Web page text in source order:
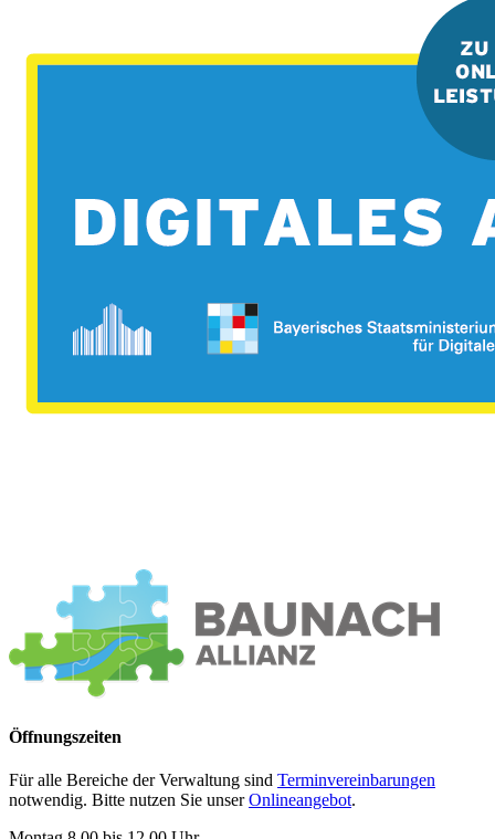
Öffnungszeiten
Für alle Bereiche der Verwaltung sind Terminvereinbarungen
notwendig. Bitte nutzen Sie unserOnlineangebot.